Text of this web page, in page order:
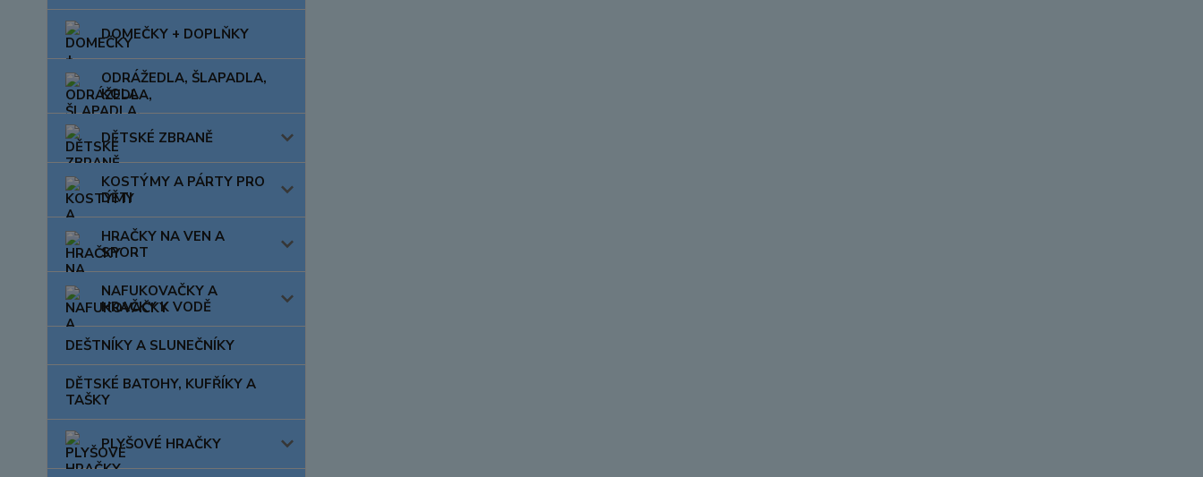
DOMEČKY + DOPLŇKY
ODRÁŽEDLA, ŠLAPADLA,
KOLA
DĚTSKÉ ZBRANĚ
KOSTÝMY A PÁRTY PRO
DĚTI
HRAČKY NA VEN A
SPORT
NAFUKOVAČKY A
HRAČKY K VODĚ
DEŠTNÍKY A SLUNEČNÍKY
DĚTSKÉ BATOHY, KUFŘÍKY A
TAŠKY
PLYŠOVÉ HRAČKY